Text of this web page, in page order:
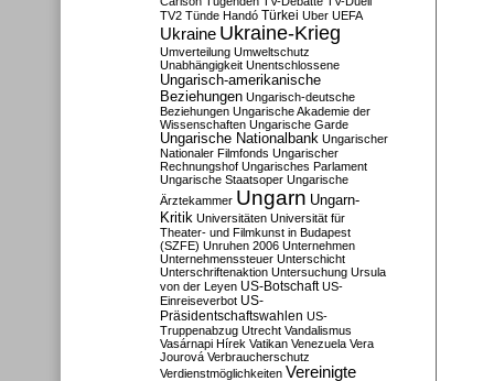
TV2 Tünde Handó Türkei Uber UEFA
Ukraine Ukraine-Krieg
Umverteilung Umweltschutz
Unabhängigkeit Unentschlossene
Ungarisch-amerikanische
Beziehungen Ungarisch-deutsche
Beziehungen Ungarische Akademie der
Wissenschaften Ungarische Garde
Ungarische Nationalbank Ungarischer
Nationaler Filmfonds Ungarischer
Rechnungshof Ungarisches Parlament
Ungarische Staatsoper Ungarische
Ärztekammer Ungarn Ungarn-
Kritik Universitäten Universität für
Theater- und Filmkunst in Budapest
(SZFE) Unruhen 2006 Unternehmen
Unternehmenssteuer Unterschicht
Unterschriftenaktion Untersuchung Ursula
von der Leyen US-Botschaft US-
Einreiseverbot US-
Präsidentschaftswahlen US-
Truppenabzug Utrecht Vandalismus
Vasárnapi Hírek Vatikan Venezuela Vera
Jourová Verbraucherschutz
Verdienstmöglichkeiten Vereinigte